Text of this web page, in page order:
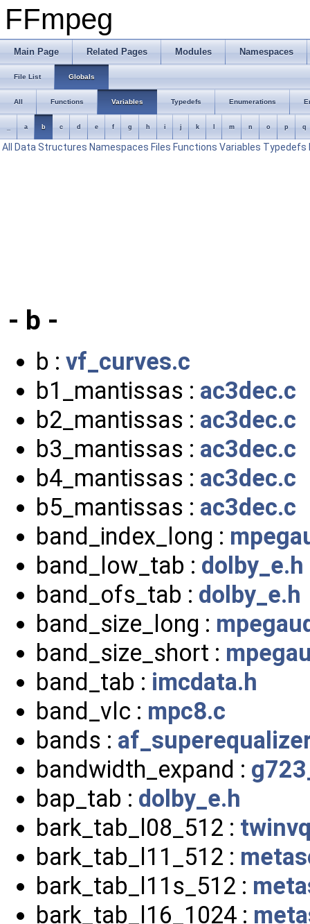
FFmpeg
Main Page Related Pages Modules Namespaces
File List Globals
All Functions Variables Typedefs Enumerations
a b c d e f g h i j k m n o p q
All Data Structures Namespaces Files Functions Variables Typedefs
- b -
b : vf_curves.c
b1_mantissas : ac3dec.c
b2_mantissas : ac3dec.c
b3_mantissas : ac3dec.c
b4_mantissas : ac3dec.c
b5_mantissas : ac3dec.c
band_index_long :
band_low_tab : dolby_e.h
band_ofs_tab : dolby_e.h
band_size_long :
band_size_short :
band_tab : imcdata.h
band_vlc : mpc8.c
bands :
bandwidth_expand :
bap_tab : dolby_e.h
bark_tab_l08_512 :
bark_tab_l11_512 :
bark_tab_l11s_512 :
bark_tab_l16_1024 :